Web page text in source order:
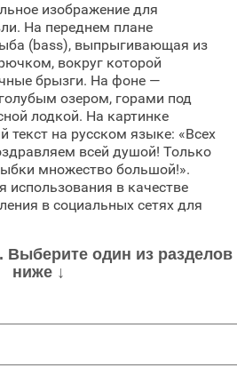
изображение для
На переднем плане
(bass), выпрыгивающая из
вокруг которой
брызги. На фоне —
озером, горами под
лодкой. На картинке
на русском языке: «Всех
всей душой! Только
множество большой!».
использования в качестве
в социальных сетях для
Выберите один из разделов
ниже ↓